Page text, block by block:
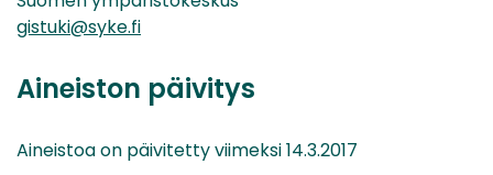
gistuki@syke.fi
Aineiston päivitys
Aineistoa on päivitetty viimeksi 14.3.2017